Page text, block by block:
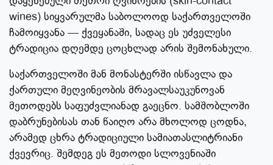
wines) სიყვარულმა საბოლოოდ საქართველოში
ჩამოიყვანა — ქვეყანაში, სადაც ეს უძველესი
ტრადიცია დღემდე ცოცხლად არის შემონახული.
საქართველოში მან მონასტერში ისწავლა და
ქართული მეღვინეობის მრავალსაუკუნოვან
მეთოდებს საფუძვლიანად გაეცნო. სამშობლოში
დაბრუნებისას თან წაიღო არა მხოლოდ ცოდნა,
არამედ ცხრა ტრადიციული სამიათასლიტრიანი
ქვევრიც. შემდეგ ეს მეთოდი სლოვენიაში